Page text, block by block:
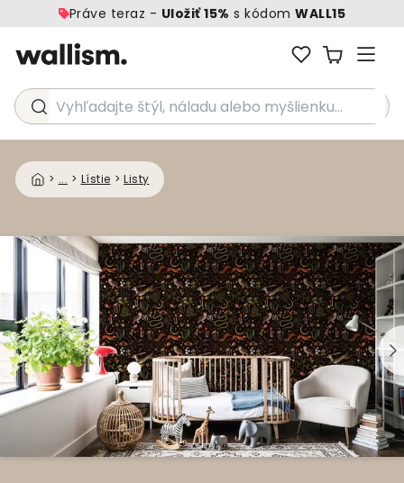
Práve teraz - Uložiť 15% s kódomWALL15
Vyhľadajte štýl, náladu alebo myšlienku...
> ... > Lístie > Listy